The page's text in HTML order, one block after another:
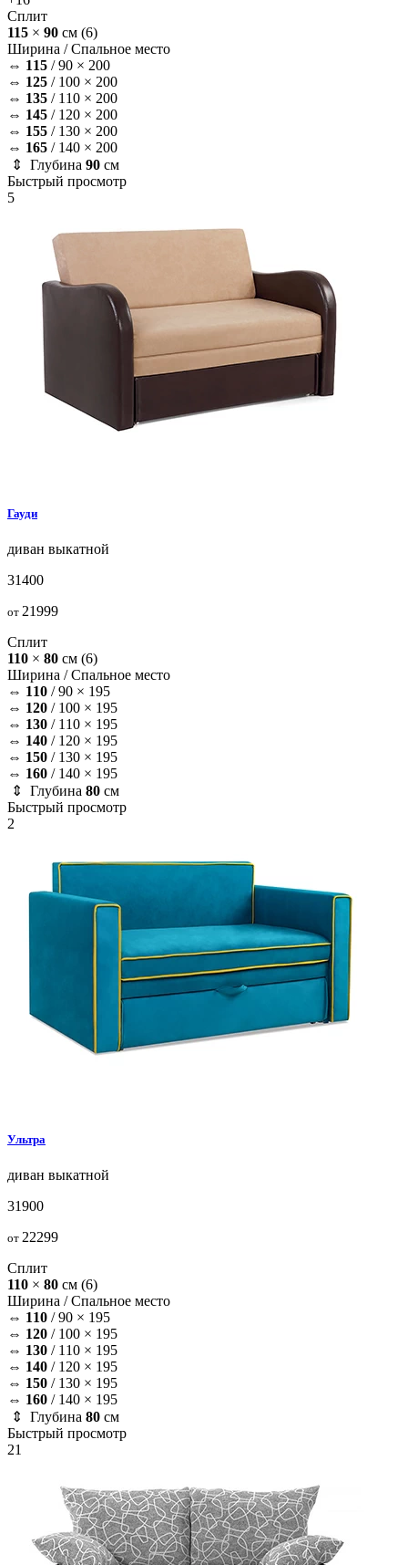
Сплит
115 × 90 см (6)
Ширина /Спальное место
⇔ 115 /90 × 200
⇔ 125 / 100 × 200
⇔ 135 / 110 × 200
⇔ 145 / 120 × 200
⇔ 155 / 130 × 200
⇔ 165 / 140 × 200
⇕ Глубина 90 см
Быстрый просмотр
5
Гауди
диван выкатной
31400
от 21999
Сплит
110 × 80 см (6)
Ширина /Спальное место
⇔ 110 /90 × 195
⇔ 120 / 100 × 195
⇔ 130 / 110 × 195
⇔ 140 / 120 × 195
⇔ 150 / 130 × 195
⇔ 160 / 140 × 195
⇕ Глубина 80 см
Быстрый просмотр
2
Ультра
диван выкатной
31900
от 22299
Сплит
110 × 80 см (6)
Ширина /Спальное место
⇔ 110 /90 × 195
⇔ 120 / 100 × 195
⇔ 130 / 110 × 195
⇔ 140 / 120 × 195
⇔ 150 / 130 × 195
⇔ 160 / 140 × 195
⇕ Глубина 80 см
Быстрый просмотр
21